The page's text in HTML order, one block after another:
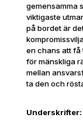
gemensamma
viktigaste
på bordet är
en chans att få
för mänskliga
mellan
ta den och
Underskrifter: